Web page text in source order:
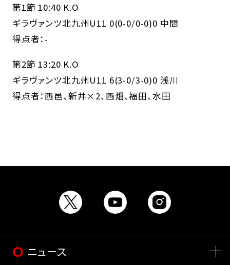
第1節 10:40 K.O
ギラヴァンツ北九州U11 0(0-0/0-0)0 中間
得点者：-
第2節 13:20 K.O
ギラヴァンツ北九州U11 6(3-0/3-0)0 浅川
得点者：西邑、新井×2、西畑、福田、水田
ニュース